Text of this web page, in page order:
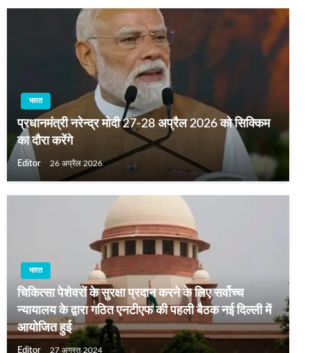
भारत
प्रधानमंत्री नरेन्द्र मोदी 27-28 अप्रैल 2026 को सिक्किम
का दौरा करेंगे
Editor 26 अप्रैल 2026
भारत
चिकित्सा पेशेवरों के सुरक्षा प्रदान करने के लिए सर्वोच्‍च
न्‍यायालय के द्वारा गठित एनटीएफ की पहली बैठक नई दिल्ली में
आयोजित हुई
Editor 27 अगस्त 2024